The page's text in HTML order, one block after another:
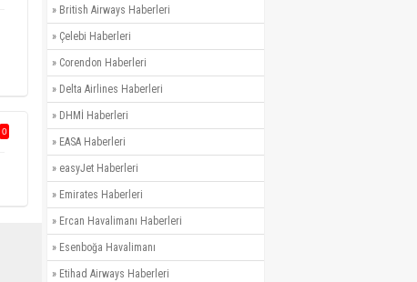
0
» British Airways Haberleri
» Çelebi Haberleri
» Corendon Haberleri
» Delta Airlines Haberleri
» DHMİ Haberleri
» EASA Haberleri
» easyJet Haberleri
» Emirates Haberleri
» Ercan Havalimanı Haberleri
» Esenboğa Havalimanı
» Etihad Airways Haberleri